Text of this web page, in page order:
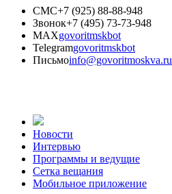
СМС+7 (925) 88-88-948
Звонок+7 (495) 73-73-948
MAXgovoritmskbot
Telegramgovoritmskbot
Письмоinfo@govoritmoskva.ru
Новости
Интервью
Программы и ведущие
Сетка вещания
Мобильное приложение